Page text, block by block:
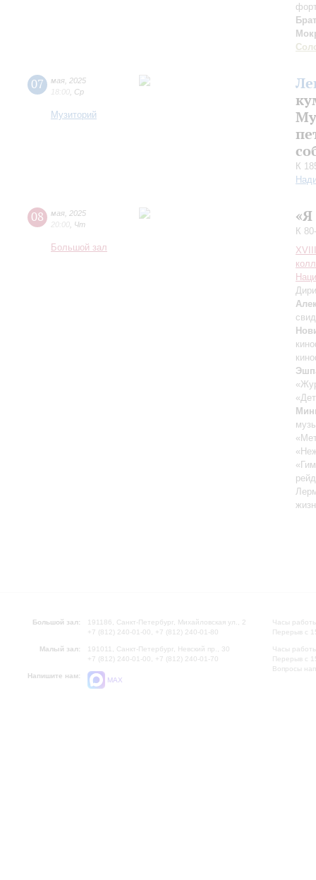
07 мая 2025
18:00 Ср
Музиторий
К
08 мая 2025
20:00 Чт
Большой зал
К
Большой зал:
191186, Санкт-Петербург, Михайловская ул., 2
+7 (812) 240-01-00, +7 (812) 240-01-80
Малый зал:
191011, Санкт-Петербург, Невский пр., 30
+7 (812) 240-01-00, +7 (812) 240-01-70
Напишите нам:
MAX
Часы
Перерыв с
Часы
Перерыв с
Вопросы